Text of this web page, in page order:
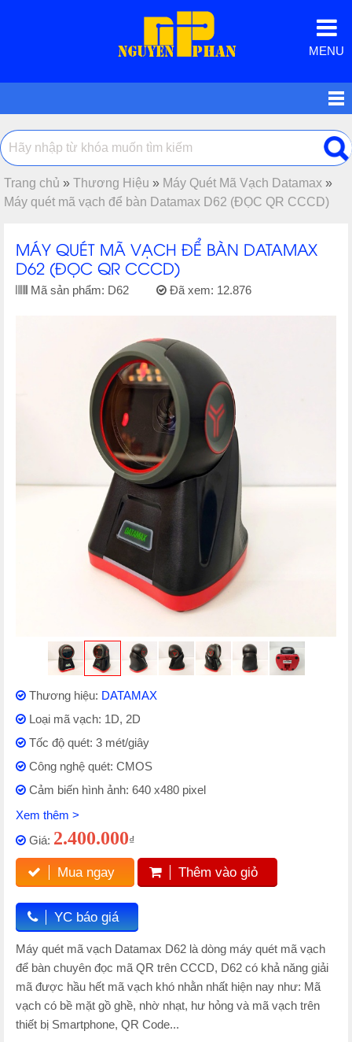
MENU
Trang chủ » Thương Hiệu » Máy Quét Mã Vạch Datamax »
Máy quét mã vạch để bàn Datamax D62 (ĐỌC QR CCCD)
MÁY QUÉT MÃ VẠCH ĐỂ BÀN DATAMAX
D62 (ĐỌC QR CCCD)
Mã sản phẩm: D62 Đã xem: 12.876
Thương hiệu: DATAMAX
Loại mã vạch: 1D, 2D
Tốc độ quét: 3 mét/giây
Công nghệ quét: CMOS
Cảm biến hình ảnh: 640 x480 pixel
Xem thêm >
Giá: 2.400.000₫
Mua ngay Thêm vào giỏ
YC báo giá
Máy quét mã vạch Datamax D62 là dòng máy quét mã vạch
để bàn chuyên đọc mã QR trên CCCD, D62 có khả năng giải
mã được hầu hết mã vạch khó nhằn nhất hiện nay như: Mã
vạch có bề mặt gồ ghề, nhờ nhạt, hư hỏng và mã vạch trên
thiết bị Smartphone, QR Code...